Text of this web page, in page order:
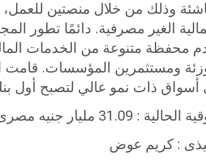
وذلك من خلال منصتين
الغير مصرفية. دائمًا تطور
محفظة متنوعة من الخدمات
أسواق ذات نمو عالي لتصبح أول
: 31.09 مليار جنيه مصرى
: كريم عوض